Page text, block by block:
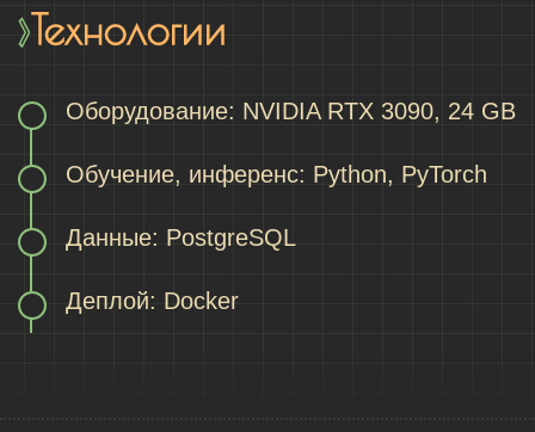
Технологии
Оборудование: NVIDIA RTX 3090, 24 GB
Обучение, инференс: Python, PyTorch
Данные: PostgreSQL
Деплой: Docker